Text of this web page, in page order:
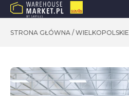
STRONA GŁÓWNA / WIELKOPOLSKIE